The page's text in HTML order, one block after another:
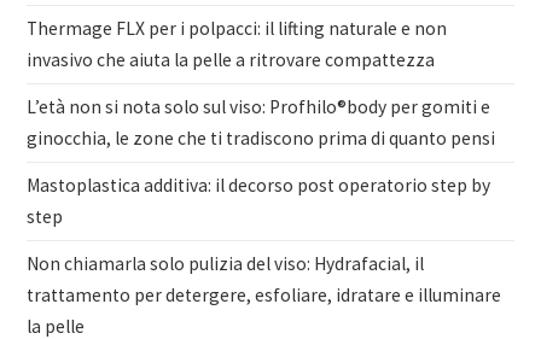
Thermage FLX per i polpacci: il lifting naturale e non
invasivo che aiuta la pelle a ritrovare compattezza
L’età non si nota solo sul viso: Profhilo®body per gomiti e
ginocchia, le zone che ti tradiscono prima di quanto pensi
Mastoplastica additiva: il decorso post operatorio step by
step
Non chiamarla solo pulizia del viso: Hydrafacial, il
trattamento per detergere, esfoliare, idratare e illuminare
la pelle